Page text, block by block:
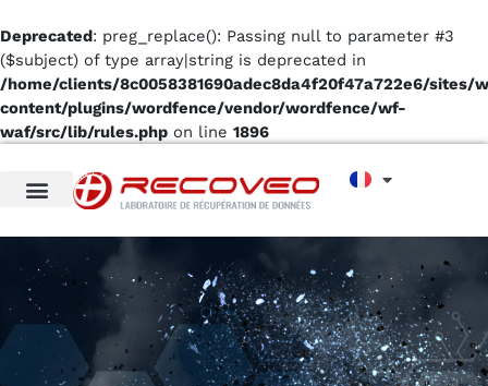
Deprecated: preg_replace(): Passing null to parameter #3
($subject) of type array|string is deprecated in
/home/clients/8c0058381690adec8da4f20f47a722e6/sites/
content/plugins/wordfence/vendor/wordfence/wf-
waf/src/lib/rules.php on line 1896